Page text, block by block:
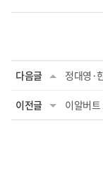
다음글
이전글 이알버